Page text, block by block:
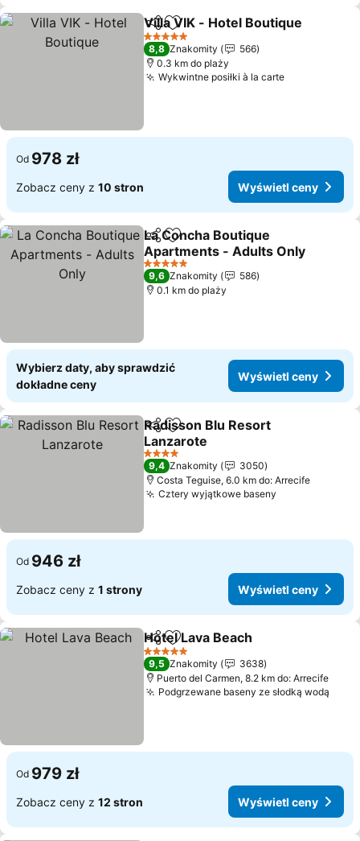
UdostępnijDodaj do ulubionych
Villa VIK - Hotel Boutique
5 Kategoria
8,8 Znakomity
566
0.3 km do plaży
Wykwintne posiłki à la carte
Od 978 zł
Zobacz ceny z 10 stron Wyświetl ceny
Udostępnij
Dodaj do ulubionych
La Concha Boutique
Apartments - Adults Only
5 Kategoria
9,6 Znakomity
586
0.1 km do plaży
Wybierz daty, aby sprawdzić
dokładne ceny
Wyświetl ceny
UdostępnijDodaj do ulubionych
Radisson Blu Resort
Lanzarote
4 Kategoria
9,4 Znakomity
3050
Costa Teguise, 6.0 km do: Arrecife
Cztery wyjątkowe baseny
Od 946 zł
Zobacz ceny z 1 strony Wyświetl ceny
Udostępnij
Dodaj do ulubionych
Hotel Lava Beach
5 Kategoria
9,5 Znakomity
3638
Puerto del Carmen, 8.2 km do: Arrecife
Podgrzewane baseny ze słodką wodą
Od 979 zł
Zobacz ceny z 12 stron Wyświetl ceny